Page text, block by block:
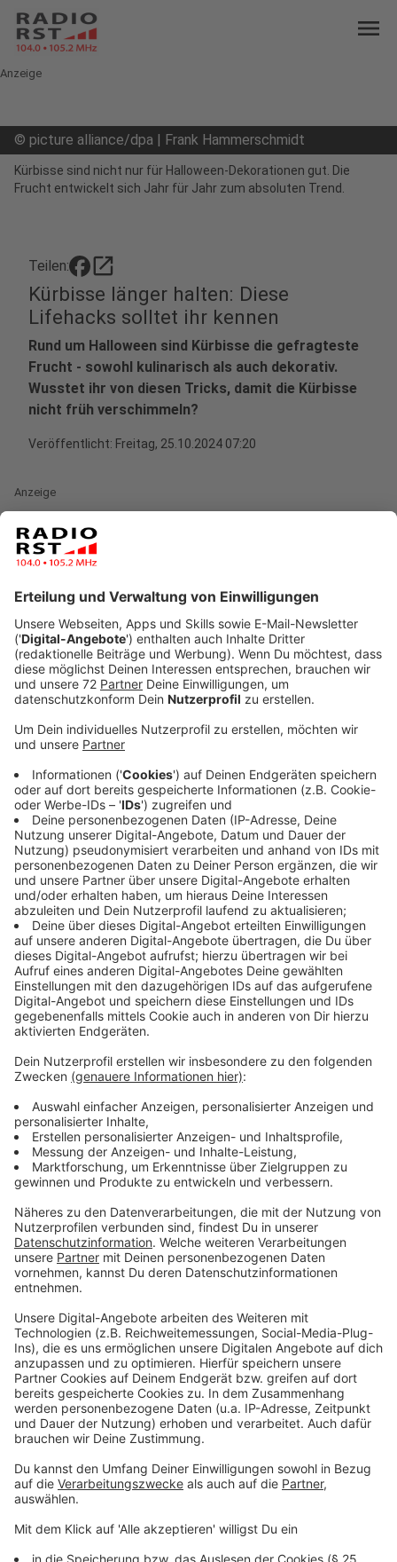
menu
Anzeige
© picture alliance/dpa | Frank Hammerschmidt
Kürbisse sind nicht nur für Halloween-Dekorationen gut. Die
Frucht entwickelt sich Jahr für Jahr zum absoluten Trend.
Teilen: open_in_new
Kürbisse länger halten: Diese
Lifehacks solltet ihr kennen
Rund um Halloween sind Kürbisse die gefragteste
Frucht - sowohl kulinarisch als auch dekorativ.
Wusstet ihr von diesen Tricks, damit die Kürbisse
nicht früh verschimmeln?
Veröffentlicht: Freitag, 25.10.2024 07:20
Anzeige
Kürbis-Lifehack 1: Den Kürbis mit der
Bohrmaschine schnitzen
Es hört sich vielleicht rabiat an, ist aber eigentlich gar
nicht so verkehrt. Schließlich könnt ihr mit einer
Alternative zu den bekannten geschnitzten Gesichtern
dekorative Formen als auch simple Bohrlöcher für die
passende Kürbis-Deko sorgen.
Anzeige
Kürbis-Lifehack 2: Ausstechformen
Anzeige
Wer keinen Akkubohrer hat, muss schneiden und
schnitzen. Um dies zu erleichtern, vor allem für
unbegabte Kürbisschnitzerinnen und -schnitzer gibt es
folgenden Tipp: Probiert es mit Ausstechformen und
einem Hammer. Die jeweilige Ausstechform wählen, an
den Kürbis halten und vorsichtig mit dem Hammer
daraufschlagen. Anschließend könnt ihr die jeweilige
Form ausschnitzen.
Anzeige
Kürbis-Lifehack 3: Sägespäne benutzen
Anzeige
Für die Feuchtigkeit im Innenleben eines Kürbis, die
innerhalb weniger Tage zu Schimmel führen könnte, ist
es ratsam, neben Trockentupfen der Innenwände
(bspw. mit Küchentüchern) Sägespäne auszulegen.
Denn: Die Sägespäne können einen gewissen Teil der
vorhandenen Flüssigkeit absorbieren und so dafür
beginnt.